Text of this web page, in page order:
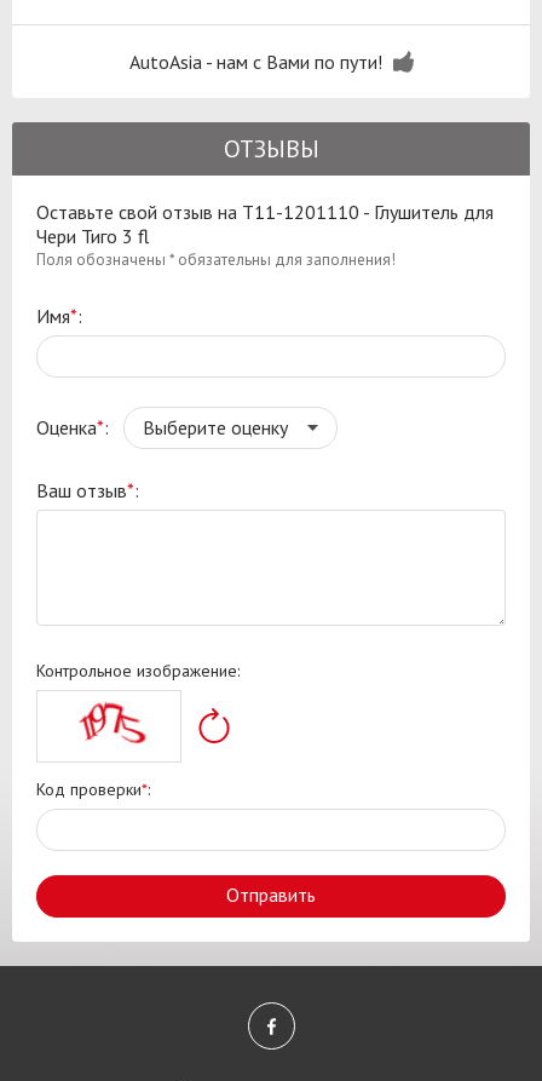
AutoAsia - нам с Вами по пути!
ОТЗЫВЫ
Оставьте свой отзыв на T11-1201110 - Глушитель для
Чери Тиго 3 fl
Поля обозначены * обязательны для заполнения!
Имя*:
Оценка*:
Ваш отзыв*:
Контрольное изображение:
Код проверки*:
Отправить